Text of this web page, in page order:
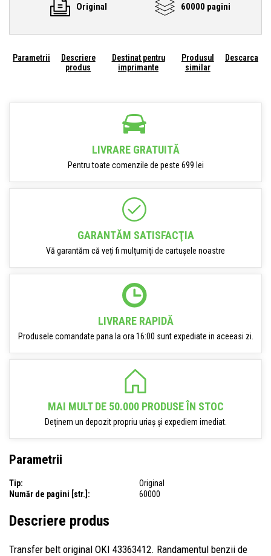
Original 60000 pagini
Parametrii
Descriere
produs
Destinat pentru
imprimante
Produsul
similar
Descarca
LIVRARE GRATUITĂ
Pentru toate comenzile de peste 699 lei
GARANTĂM SATISFACŢIA
Vă garantăm că veți fi mulțumiți de cartușele noastre
LIVRARE RAPIDĂ
Produsele comandate pana la ora 16:00 sunt expediate in aceeasi zi.
MAI MULT DE 50.000 PRODUSE ÎN STOC
Deținem un depozit propriu uriaș și expediem imediat.
Parametrii
Tip:
Original
Număr de pagini [str.]:
60000
Descriere produs
Transfer belt original OKI 43363412. Randamentul benzii de